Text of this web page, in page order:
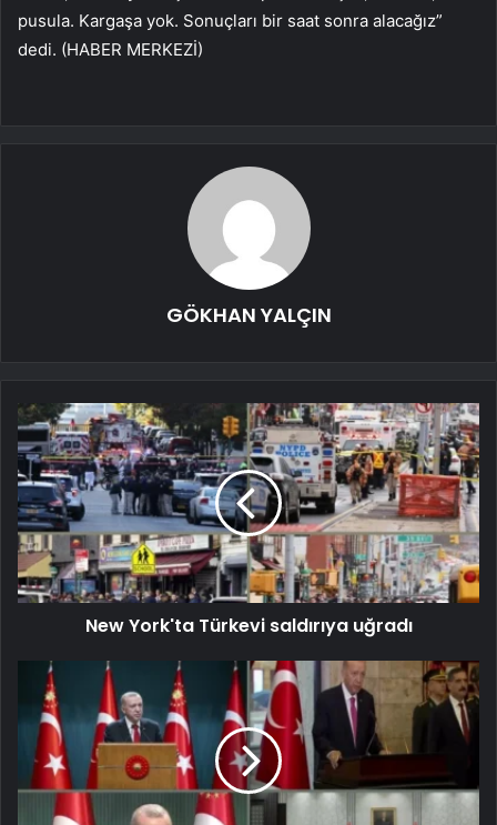
pusula. Kargaşa yok. Sonuçları bir saat sonra alacağız”
dedi. (HABER MERKEZİ)
GÖKHAN YALÇIN
New York'ta Türkevi saldırıya uğradı